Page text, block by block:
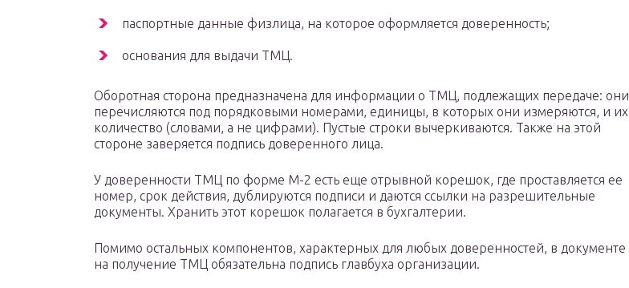
паспортные данные физлица, на которое оформляется доверенность;
основания для выдачи ТМЦ.
Оборотная сторона предназначена для информации о ТМЦ, подлежащих передаче: они
перечисляются под порядковыми номерами, единицы, в которых они измеряются, и их
количество (словами, а не цифрами). Пустые строки вычеркиваются. Также на этой
стороне заверяется подпись доверенного лица.
У доверенности ТМЦ по форме М-2 есть еще отрывной корешок, где проставляется ее
номер, срок действия, дублируются подписи и даются ссылки на разрешительные
документы. Хранить этот корешок полагается в бухгалтерии.
Помимо остальных компонентов, характерных для любых доверенностей, в документе
на получение ТМЦ обязательна подпись главбуха организации.